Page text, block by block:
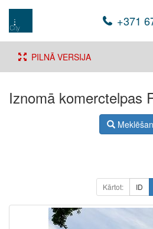
+371
PILNĀ VERSIJA
Iznomā komerctelpas
Kārtot: ID